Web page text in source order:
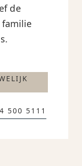
de
familie
500 5111